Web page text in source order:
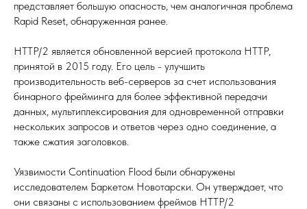
представляет большую опасность, чем аналогичная проблема
Rapid Reset, обнаруженная ранее.
HTTP/2 является обновленной версией протокола HTTP,
принятой в 2015 году. Его цель - улучшить
производительность веб-серверов за счет использования
бинарного фрейминга для более эффективной передачи
данных, мультиплексирования для одновременной отправки
нескольких запросов и ответов через одно соединение, а
также сжатия заголовков.
Уязвимости Continuation Flood были обнаружены
исследователем Баркетом Новотарски. Он утверждает, что
они связаны с использованием фреймов HTTP/2